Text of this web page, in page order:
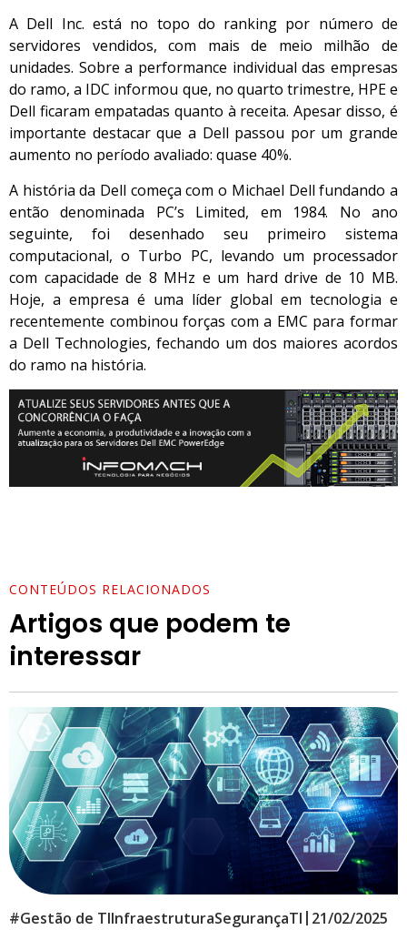
A Dell Inc. está no topo do ranking por número de
servidores vendidos, com mais de meio milhão de
unidades. Sobre a performance individual das empresas
do ramo, a IDC informou que, no quarto trimestre, HPE e
Dell ficaram empatadas quanto à receita. Apesar disso, é
importante destacar que a Dell passou por um grande
aumento no período avaliado: quase 40%.
A história da Dell começa com o Michael Dell fundando a
então denominada PC’s Limited, em 1984. No ano
seguinte, foi desenhado seu primeiro sistema
computacional, o Turbo PC, levando um processador
com capacidade de 8 MHz e um hard drive de 10 MB.
Hoje, a empresa é uma líder global em tecnologia e
recentemente combinou forças com a EMC para formar
a Dell Technologies, fechando um dos maiores acordos
do ramo na história.
CONTEÚDOS RELACIONADOS
Artigos que podem te
interessar
#Gestão de TIInfraestruturaSegurançaTI | 21/02/2025